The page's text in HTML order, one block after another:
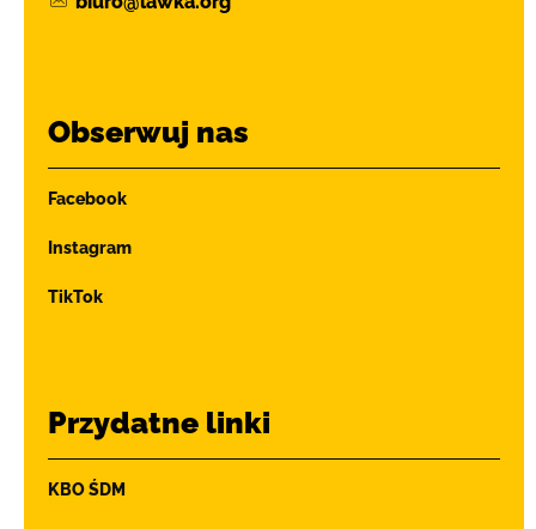
Obserwuj nas
Facebook
Instagram
TikTok
Przydatne linki
KBO ŚDM